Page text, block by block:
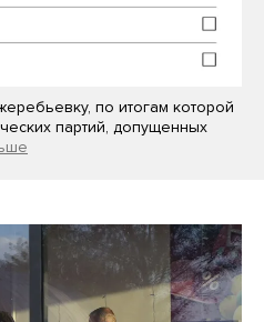
по итогам которой
партий, допущенных